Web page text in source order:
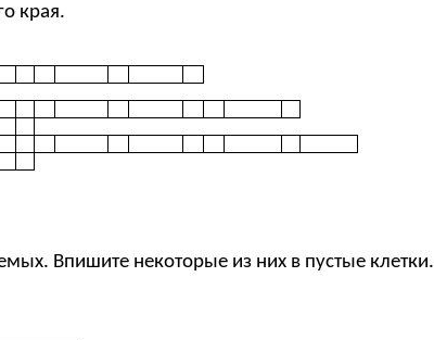
края.
Впишите некоторые из них в пустые клетки.